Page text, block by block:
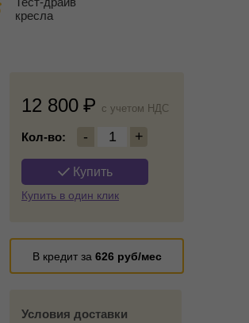
кресла
12 800 c учетом НДС
Кол-во: - 1 +
Купить
Купить в один клик
В кредит за 626 руб/мес
Условия доставки